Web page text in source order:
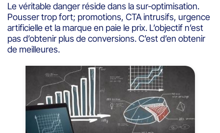
Le véritable danger réside dans la sur-optimisation.
Pousser trop fort; promotions, CTA intrusifs, urgence
artificielle et la marque en paie le prix. L’objectif n’est
pas d’obtenir plus de conversions. C’est d’en obtenir
de meilleures.